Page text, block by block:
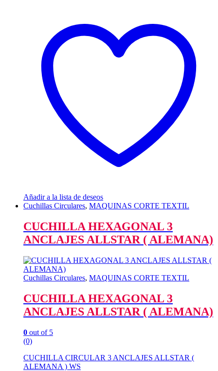
Añadir a la lista de deseos
Cuchillas Circulares, MAQUINAS CORTE TEXTIL
CUCHILLA HEXAGONAL 3
ANCLAJES ALLSTAR ( ALEMANA)
Cuchillas Circulares, MAQUINAS CORTE TEXTIL
CUCHILLA HEXAGONAL 3
ANCLAJES ALLSTAR ( ALEMANA)
0 out of 5
(0)
CUCHILLA CIRCULAR 3 ANCLAJES ALLSTAR (
ALEMANA ) WS